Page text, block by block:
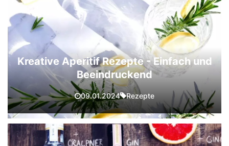
Kreative Aperitif Rezepte - Einfach und
Beeindruckend
09.01.2024 Rezepte